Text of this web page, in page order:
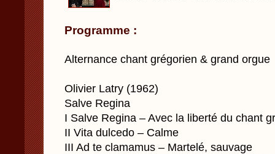
Programme :
Alternance chant grégorien & grand orgue
Olivier Latry (1962)
Salve Regina
I Salve Regina – Avec la liberté du chant
II Vita dulcedo – Calme
III Ad te clamamus – Martelé, sauvage